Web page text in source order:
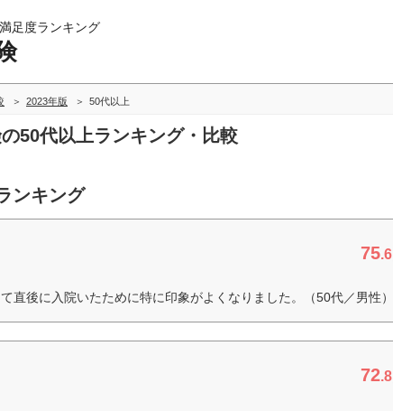
足度ランキング
2023年版 50代以上
の50代以上ランキング・比較
ンキング
75.6
直後に入院いたために特に印象がよくなりました。（50代／男性）
72.8